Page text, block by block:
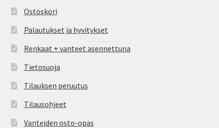
Ostoskori
Palautukset ja hyvitykset
Renkaat + vanteet asennettuna
Tietosuoja
Tilauksen peruutus
Tilausohjeet
Vanteiden osto-opas